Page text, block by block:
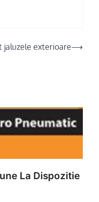
jaluzele exterioare⟶
La Dispozitie